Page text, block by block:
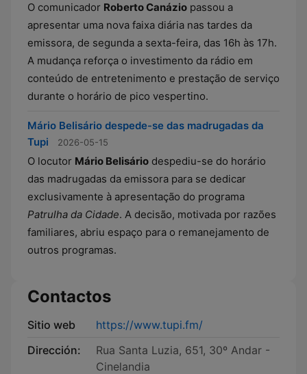
O comunicador Roberto Canázio passou a
apresentar uma nova faixa diária nas tardes da
emissora, de segunda a sexta-feira, das 16h às 17h.
A mudança reforça o investimento da rádio em
conteúdo de entretenimento e prestação de serviço
durante o horário de pico vespertino.
Mário Belisário despede-se das madrugadas da
Tupi
2026-05-15
O locutor Mário Belisário despediu-se do horário
das madrugadas da emissora para se dedicar
exclusivamente à apresentação do programa
Patrulha da Cidade. A decisão, motivada por razões
familiares, abriu espaço para o remanejamento de
outros programas.
Contactos
Sitio web
https://www.tupi.fm/
Dirección:
Rua Santa Luzia, 651, 30º Andar -
Cinelandia